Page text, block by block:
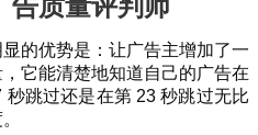
的优势是：让广告主增加了一
它能清楚地知道自己的广告在
跳过还是在第 23 秒跳过无比